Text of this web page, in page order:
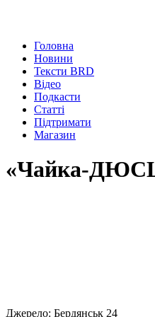
Головна
Новини
Тексти BRD
Відео
Подкасти
Статті
Підтримати
Магазин
«Чайка-
Джерело: Бердянськ 24